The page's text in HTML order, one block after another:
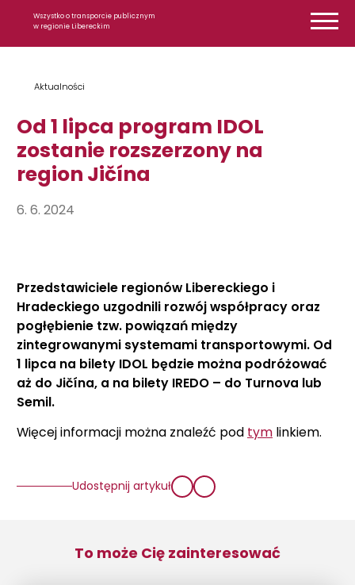
Wszystko o transporcie publicznym
w regionie Libereckim
Aktualności
Od 1 lipca program IDOL
zostanie rozszerzony na
region Jičína
6. 6. 2024
Przedstawiciele regionów Libereckiego i
Hradeckiego uzgodnili rozwój współpracy oraz
pogłębienie tzw. powiązań między
zintegrowanymi systemami transportowymi. Od
1 lipca na bilety IDOL będzie można podróżować
aż do Jičína, a na bilety IREDO – do Turnova lub
Semil.
Więcej informacji można znaleźć pod tym linkiem.
Udostępnij artykuł
To może Cię zainteresować